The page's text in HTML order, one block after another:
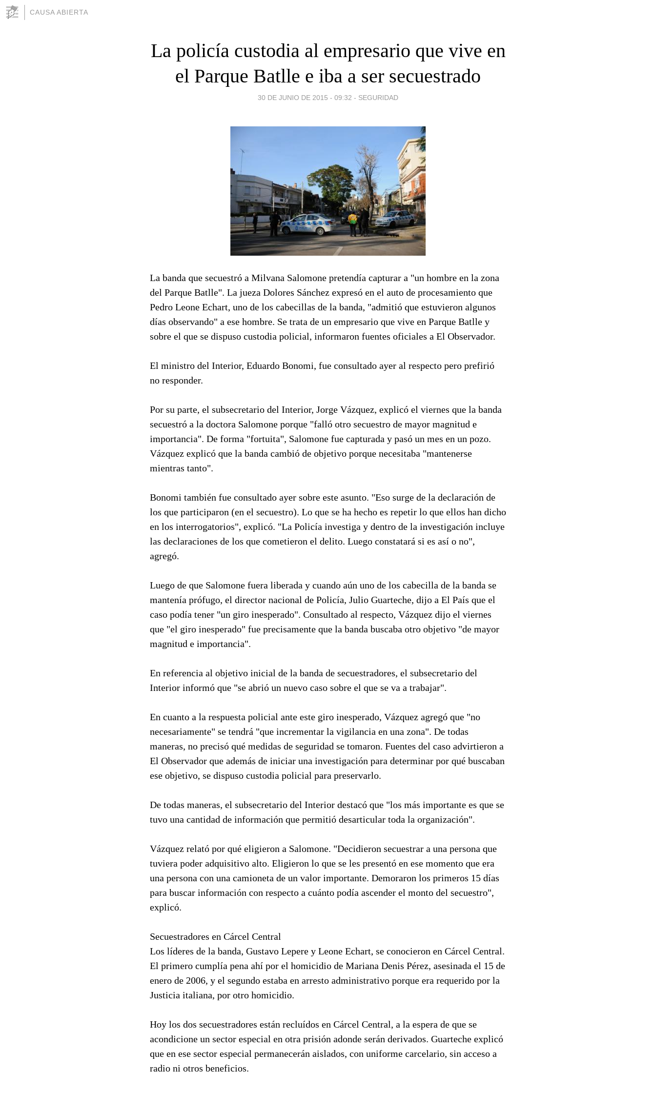
CAUSA ABIERTA
La policía custodia al empresario que vive en
el Parque Batlle e iba a ser secuestrado
30 DE JUNIO DE 2015 - 09:32 - SEGURIDAD
La banda que secuestró a Milvana Salomone pretendía capturar a "un hombre en la zona
del Parque Batlle". La jueza Dolores Sánchez expresó en el auto de procesamiento que
Pedro Leone Echart, uno de los cabecillas de la banda, "admitió que estuvieron algunos
días observando" a ese hombre. Se trata de un empresario que vive en Parque Batlle y
sobre el que se dispuso custodia policial, informaron fuentes oficiales a El Observador.
El ministro del Interior, Eduardo Bonomi, fue consultado ayer al respecto pero prefirió
no responder.
Por su parte, el subsecretario del Interior, Jorge Vázquez, explicó el viernes que la banda
secuestró a la doctora Salomone porque "falló otro secuestro de mayor magnitud e
importancia". De forma "fortuita", Salomone fue capturada y pasó un mes en un pozo.
Vázquez explicó que la banda cambió de objetivo porque necesitaba "mantenerse
mientras tanto".
Bonomi también fue consultado ayer sobre este asunto. "Eso surge de la declaración de
los que participaron (en el secuestro). Lo que se ha hecho es repetir lo que ellos han dicho
en los interrogatorios", explicó. "La Policía investiga y dentro de la investigación incluye
las declaraciones de los que cometieron el delito. Luego constatará si es así o no",
agregó.
Luego de que Salomone fuera liberada y cuando aún uno de los cabecilla de la banda se
mantenía prófugo, el director nacional de Policía, Julio Guarteche, dijo a El País que el
caso podía tener "un giro inesperado". Consultado al respecto, Vázquez dijo el viernes
que "el giro inesperado" fue precisamente que la banda buscaba otro objetivo "de mayor
magnitud e importancia".
En referencia al objetivo inicial de la banda de secuestradores, el subsecretario del
Interior informó que "se abrió un nuevo caso sobre el que se va a trabajar".
En cuanto a la respuesta policial ante este giro inesperado, Vázquez agregó que "no
necesariamente" se tendrá "que incrementar la vigilancia en una zona". De todas
maneras, no precisó qué medidas de seguridad se tomaron. Fuentes del caso advirtieron a
El Observador que además de iniciar una investigación para determinar por qué buscaban
ese objetivo, se dispuso custodia policial para preservarlo.
De todas maneras, el subsecretario del Interior destacó que "los más importante es que se
tuvo una cantidad de información que permitió desarticular toda la organización".
Vázquez relató por qué eligieron a Salomone. "Decidieron secuestrar a una persona que
tuviera poder adquisitivo alto. Eligieron lo que se les presentó en ese momento que era
una persona con una camioneta de un valor importante. Demoraron los primeros 15 días
para buscar información con respecto a cuánto podía ascender el monto del secuestro",
explicó.
Secuestradores en Cárcel Central
Los líderes de la banda, Gustavo Lepere y Leone Echart, se conocieron en Cárcel Central.
El primero cumplía pena ahí por el homicidio de Mariana Denis Pérez, asesinada el 15 de
enero de 2006, y el segundo estaba en arresto administrativo porque era requerido por la
Justicia italiana, por otro homicidio.
Hoy los dos secuestradores están recluídos en Cárcel Central, a la espera de que se
acondicione un sector especial en otra prisión adonde serán derivados. Guarteche explicó
que en ese sector especial permanecerán aislados, con uniforme carcelario, sin acceso a
radio ni otros beneficios.